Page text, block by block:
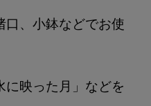
口、小鉢などでお使
に映った月」などを